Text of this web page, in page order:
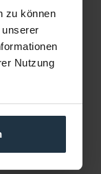
zu können
Nutzung